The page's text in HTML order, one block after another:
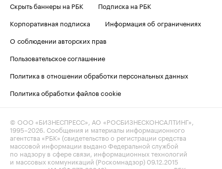
Скрыть баннеры на РБК
Подписка на РБК
Корпоративная подписка
Информация об ограничениях
О соблюдении авторских прав
Пользовательское соглашение
Политика в отношении обработки персональных данных
Политика обработки файлов cookie
© ООО «БИЗНЕСПРЕСС», АО «РОСБИЗНЕСКОНСАЛТИНГ»,
1995–2026. Сообщения и материалы информационного
агентства «РБК» (свидетельство о регистрации средства
массовой информации выдано Федеральной службой
по надзору в сфере связи, информационных технологий
и массовых коммуникаций (Роскомнадзор) 09.12.2015